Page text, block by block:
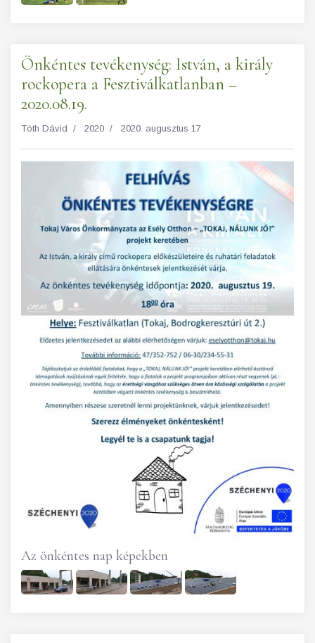
Önkéntes tevékenység: István, a király
rockopera a Fesztiválkatlanban –
2020.08.19.
Tóth Dávid 2020 2020. augusztus 17
Az önkéntes nap képekben